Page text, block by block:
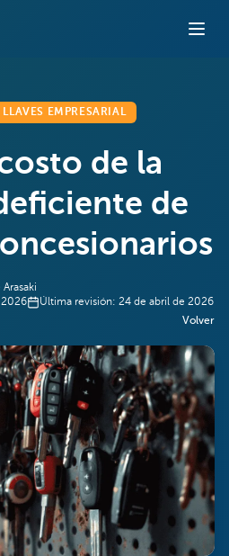
EMPRESARIAL
de la
de
2026 Última revisión: 24 de abril de 2026
Volver